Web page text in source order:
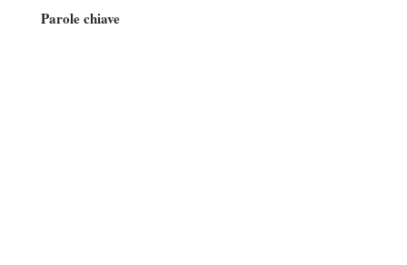
Parole chiave